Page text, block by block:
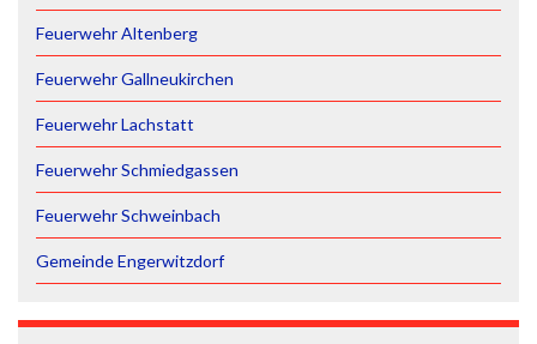
Feuerwehr Altenberg
Feuerwehr Gallneukirchen
Feuerwehr Lachstatt
Feuerwehr Schmiedgassen
Feuerwehr Schweinbach
Gemeinde Engerwitzdorf